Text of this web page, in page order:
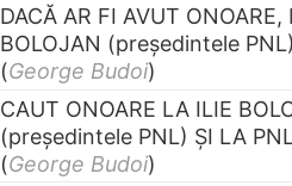
DACĂ AR FI AVUT ONOARE,
BOLOJAN (preşedintele
(George Budoi)
CAUT ONOARE LA ILIE
(preşedintele PNL) ŞI LA
(George Budoi)